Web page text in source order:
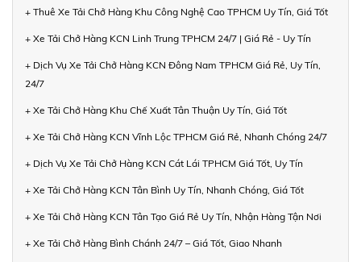
+ Thuê Xe Tải Chở Hàng Khu Công Nghệ Cao TPHCM Uy Tín, Giá Tốt
+ Xe Tải Chở Hàng KCN Linh Trung TPHCM 24/7 | Giá Rẻ - Uy Tín
+ Dịch Vụ Xe Tải Chở Hàng KCN Đông Nam TPHCM Giá Rẻ, Uy Tín,
24/7
+ Xe Tải Chở Hàng Khu Chế Xuất Tân Thuận Uy Tín, Giá Tốt
+ Xe Tải Chở Hàng KCN Vĩnh Lộc TPHCM Giá Rẻ, Nhanh Chóng 24/7
+ Dịch Vụ Xe Tải Chở Hàng KCN Cát Lái TPHCM Giá Tốt, Uy Tín
+ Xe Tải Chở Hàng KCN Tân Bình Uy Tín, Nhanh Chóng, Giá Tốt
+ Xe Tải Chở Hàng KCN Tân Tạo Giá Rẻ Uy Tín, Nhận Hàng Tận Nơi
+ Xe Tải Chở Hàng Bình Chánh 24/7 – Giá Tốt, Giao Nhanh